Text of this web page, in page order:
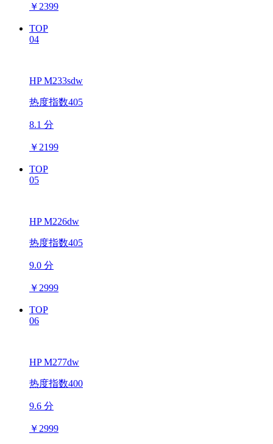
￥ 2399
TOP
04
HP M233sdw
热度指数405
8.1 分
￥ 2199
TOP
05
HP M226dw
热度指数405
9.0 分
￥ 2999
TOP
06
HP M277dw
热度指数400
9.6 分
￥ 2999